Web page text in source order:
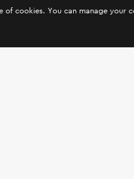
cookies. You can manage your